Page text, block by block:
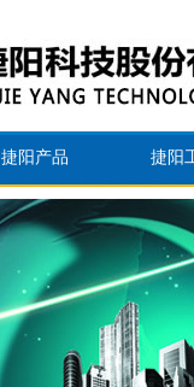
捷阳产品 捷阳